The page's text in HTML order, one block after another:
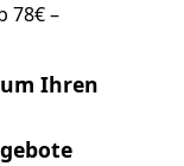
78€ –
Ihren